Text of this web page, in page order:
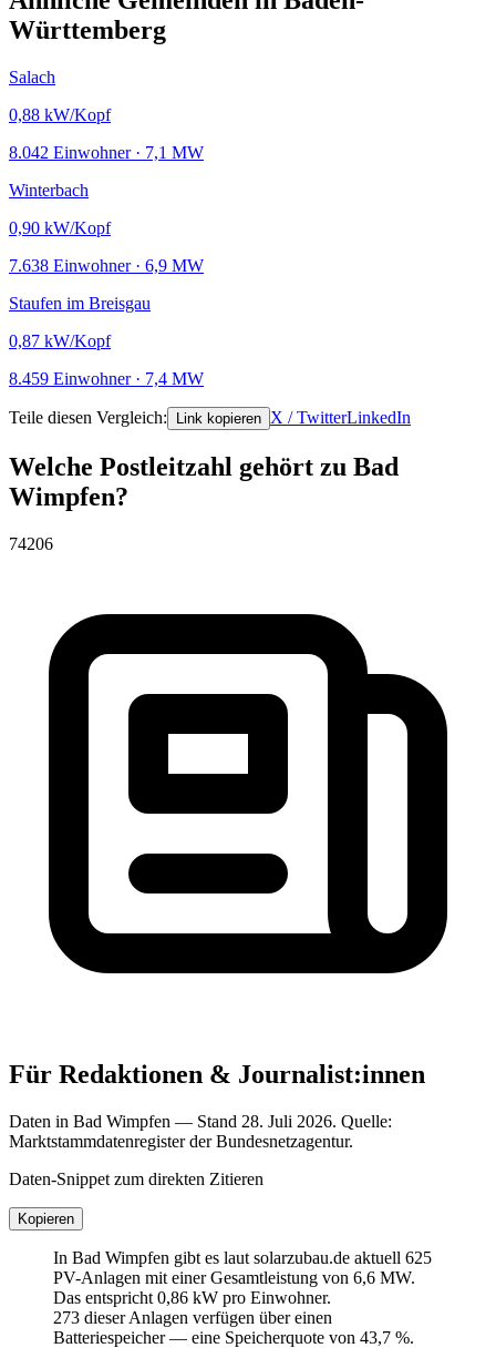
Württemberg
Salach
0,88 kW/Kopf
8.042 Einwohner · 7,1 MW
Winterbach
0,90 kW/Kopf
7.638 Einwohner · 6,9 MW
Staufen im Breisgau
0,87 kW/Kopf
8.459 Einwohner · 7,4 MW
Teile diesen Vergleich: Link kopieren X / TwitterLinkedIn
Welche Postleitzahl gehört zu Bad
Wimpfen?
74206
Für Redaktionen & Journalist:innen
Daten in Bad Wimpfen — Stand 28. Juli 2026. Quelle:
Marktstammdatenregister der Bundesnetzagentur.
Daten-Snippet zum direkten Zitieren
Kopieren
In Bad Wimpfen gibt es laut solarzubau.de aktuell 625
PV-Anlagen mit einer Gesamtleistung von 6,6 MW.
Das entspricht 0,86 kW pro Einwohner.
273 dieser Anlagen verfügen über einen
Batteriespeicher — eine Speicherquote von 43,7 %.